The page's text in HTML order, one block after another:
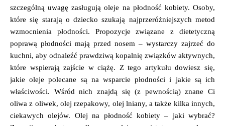
szczególną uwagę zasługują oleje na płodność kobiety. Osoby,
które się starają o dziecko szukają najprzeróżniejszych metod
wzmocnienia płodności. Propozycje związane z dietetyczną
poprawą płodności mają przed nosem – wystarczy zajrzeć do
kuchni, aby odnaleźć prawdziwą kopalnię związków aktywnych,
które wspierają zajście w ciążę. Z tego artykułu dowiesz się,
jakie oleje polecane są na wsparcie płodności i jakie są ich
właściwości. Wśród nich znajdą się (z pewnością) znane Ci
oliwa z oliwek, olej rzepakowy, olej lniany, a także kilka innych,
ciekawych olejów. Olej na płodność kobiety – jaki wybrać?